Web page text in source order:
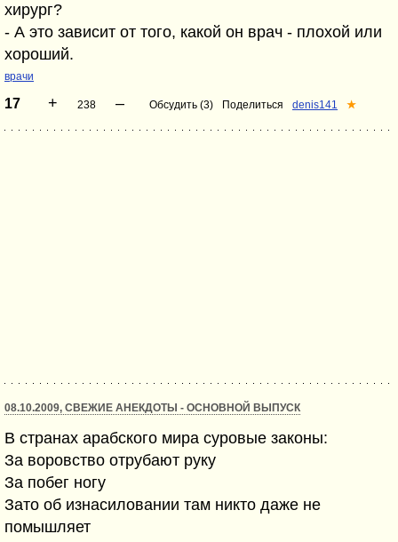
хирург?
- А это зависит от того, какой он врач - плохой или
хороший.
врачи
17 + 238 – Обсудить (3) Поделиться denis141 ★
08.10.2009, СВЕЖИЕ АНЕКДОТЫ - ОСНОВНОЙ ВЫПУСК
В странах арабского мира суровые законы:
За воровство отрубают руку
За побег ногу
Зато об изнасиловании там никто даже не
помышляет